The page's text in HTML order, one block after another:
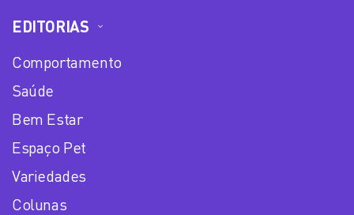
EDITORIAS
Comportamento
Saúde
Bem Estar
Espaço Pet
Variedades
Colunas